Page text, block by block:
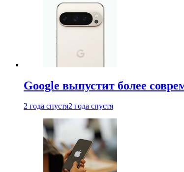
Google выпустит более
2 года спустя2 года спустя